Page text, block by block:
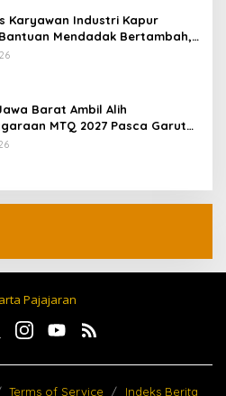
Karyawan Industri Kapur
Mendadak Bertambah,
Barat Ambil Alih
MTQ 2027 Pasca Garut
Tuan Rumah
Terms of Service Indeks Berita